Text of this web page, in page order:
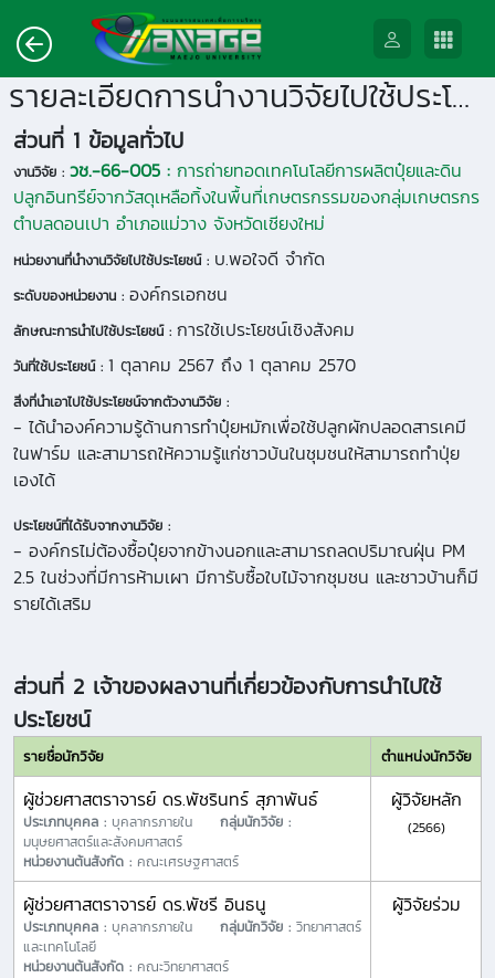
รายละเอียดการนำงานวิจัยไปใช้ประโยชน์
ส่วนที่ 1 ข้อมูลทั่วไป
งานวิจัย : วช.-66-005 : การถ่ายทอดเทคโนโลยีการผลิตปุ๋ยและดิน
ปลูกอินทรีย์จากวัสดุเหลือทิ้งในพื้นที่เกษตรกรรมของกลุ่มเกษตรกร
ตำบลดอนเปา อำเภอแม่วาง จังหวัดเชียงใหม่
หน่วยงานที่นำงานวิจัยไปใช้ประโยชน์ : บ.พอใจดี จำกัด
ระดับของหน่วยงาน : องค์กรเอกชน
ลักษณะการนำไปใช้ประโยชน์ : การใช้เประโยชน์เชิงสังคม
วันที่ใช้ประโยชน์ : 1 ตุลาคม 2567 ถึง 1 ตุลาคม 2570
สิ่งที่นำเอาไปใช้ประโยชน์จากตัวงานวิจัย :
- ได้นำองค์ความรู้ด้านการทำปุ๋ยหมักเพื่อใช้ปลูกผักปลอดสารเคมี
ในฟาร์ม และสามารถให้ความรู้แก่ชาวบ้นในชุมชนให้สามารถทำปุ่ย
เองได้
ประโยชน์ที่ได้รับจากงานวิจัย :
- องค์กรไม่ต้องซื้อปุ๋ยจากข้างนอกและสามารถลดปริมาณฝุ่น PM
2.5 ในช่วงที่มีการห้ามเผา มีการับซื้อใบไม้จากชุมชน และชาวบ้านก็มี
รายได้เสริม
ส่วนที่ 2 เจ้าของผลงานที่เกี่ยวข้องกับการนำไปใช้
ประโยชน์
รายชื่อนักวิจัย ตำแหน่งนักวิจัย
ผู้ช่วยศาสตราจารย์ ดร.พัชรินทร์ สุภาพันธ์
ประเภทบุคคล : บุคลากรภายใน กลุ่มนักวิจัย :
มนุษยศาสตร์และสังคมศาสตร์
หน่วยงานต้นสังกัด : คณะเศรษฐศาสตร์
ผู้วิจัยหลัก
(2566)
ผู้ช่วยศาสตราจารย์ ดร.พัชรี อินธนู
ประเภทบุคคล : บุคลากรภายใน กลุ่มนักวิจัย : วิทยาศาสตร์
และเทคโนโลยี
หน่วยงานต้นสังกัด : คณะวิทยาศาสตร์
ผู้วิจัยร่วม